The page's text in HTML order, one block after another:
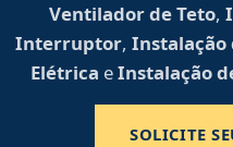
Ventilador de Teto,
Interruptor, Instalação
Elétrica eInstalação
SOLICITE